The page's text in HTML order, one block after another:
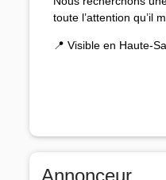
toute l’attention qu’il
📍 Visible en Haute-
Annonceur